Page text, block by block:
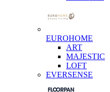
EUROHOME
ART
MAJESTIC
LOFT
EVERSENSE